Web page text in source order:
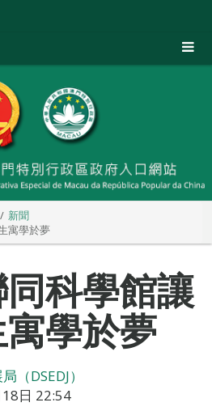
新聞
寓學於夢
科學館讓
學於夢
（DSEDJ）
日 22:54